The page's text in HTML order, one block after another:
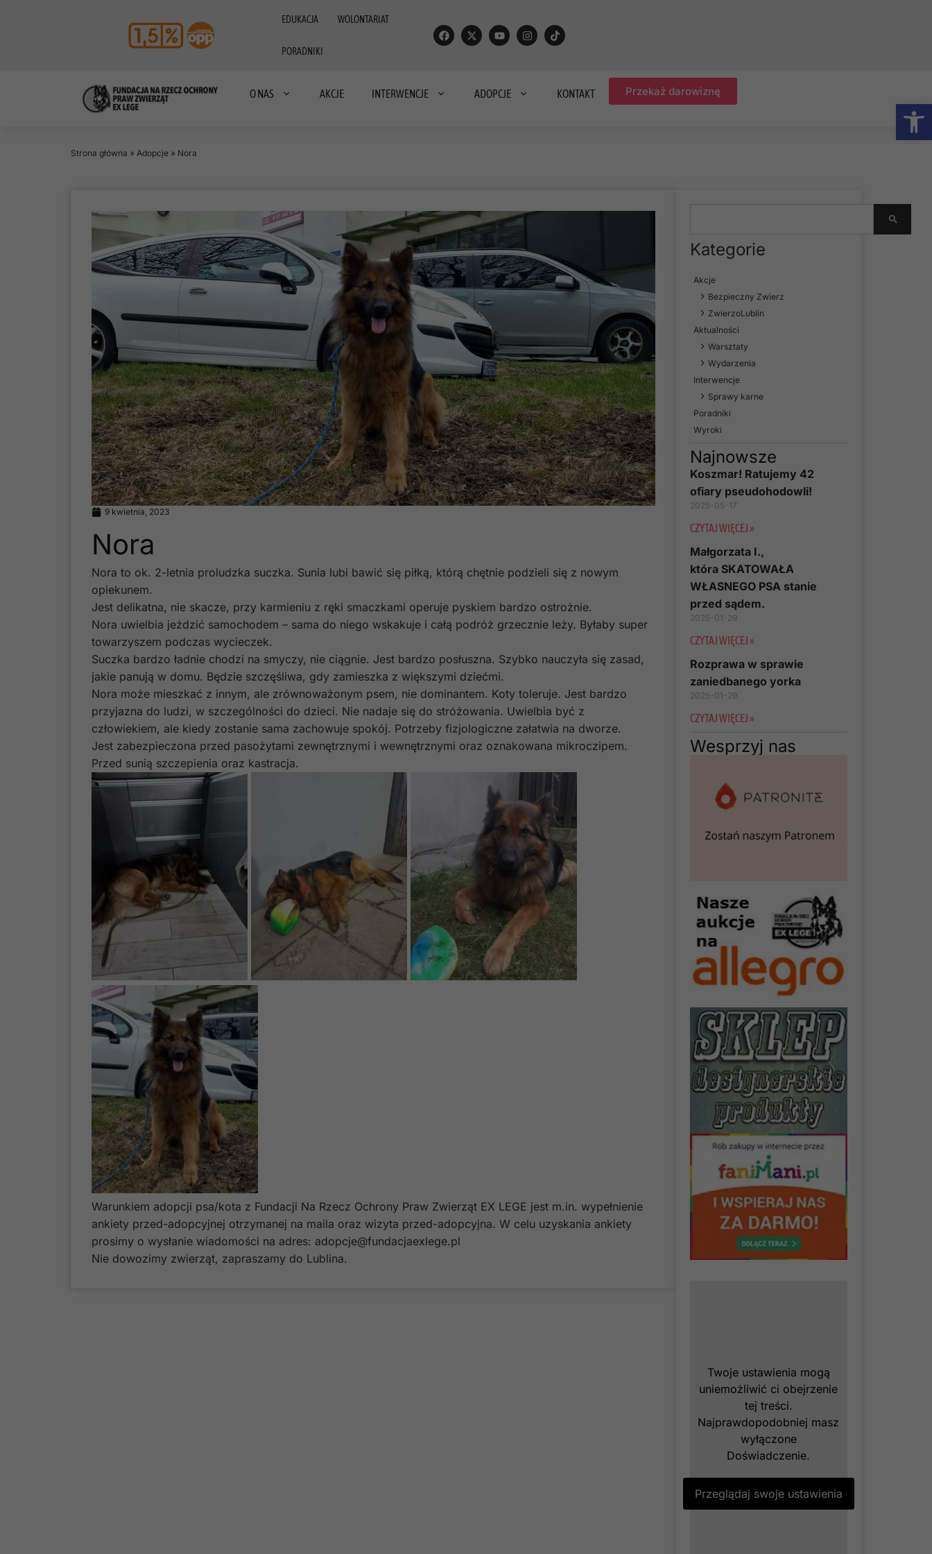
EDUKACJA WOLONTARIAT
PORADNIKI
O NAS AKCJE INTERWENCJE ADOPCJE KONTAKT Przekaż darowiznę
Strona główna » Adopcje » Nora
9 kwietnia, 2023
Nora
Nora to ok. 2-letnia proludzka suczka. Sunia lubi bawić się piłką, którą chętnie podzieli się z nowym
opiekunem.
Jest delikatna, nie skacze, przy karmieniu z ręki smaczkami operuje pyskiem bardzo ostrożnie.
Nora uwielbia jeździć samochodem – sama do niego wskakuje i całą podróż grzecznie leży. Byłaby super
towarzyszem podczas wycieczek.
Suczka bardzo ładnie chodzi na smyczy, nie ciągnie. Jest bardzo posłuszna. Szybko nauczyła się zasad,
jakie panują w domu. Będzie szczęśliwa, gdy zamieszka z większymi dziećmi.
Nora może mieszkać z innym, ale zrównoważonym psem, nie dominantem. Koty toleruje. Jest bardzo
przyjazna do ludzi, w szczególności do dzieci. Nie nadaje się do stróżowania. Uwielbia być z
człowiekiem, ale kiedy zostanie sama zachowuje spokój. Potrzeby fizjologiczne załatwia na dworze.
Jest zabezpieczona przed pasożytami zewnętrznymi i wewnętrznymi oraz oznakowana mikroczipem.
Przed sunią szczepienia oraz kastracja.
Warunkiem adopcji psa/kota z Fundacji Na Rzecz Ochrony Praw Zwierząt EX LEGE jest m.in. wypełnienie
ankiety przed-adopcyjnej otrzymanej na maila oraz wizyta przed-adopcyjna. W celu uzyskania ankiety
prosimy o wysłanie wiadomości na adres: adopcje@fundacjaexlege.pl
Nie dowozimy zwierząt, zapraszamy do Lublina.
Kategorie
Akcje
Bezpieczny Zwierz
ZwierzoLublin
Aktualności
Warsztaty
Wydarzenia
Interwencje
Sprawy karne
Poradniki
Wyroki
Najnowsze
Koszmar! Ratujemy 42
ofiary pseudohodowli!
2025-05-17
CZYTAJ WIĘCEJ »
Małgorzata I.,
która SKATOWAŁA
WŁASNEGO PSA stanie
przed sądem.
2025-01-29
CZYTAJ WIĘCEJ »
Rozprawa w sprawie
zaniedbanego yorka
2025-01-29
CZYTAJ WIĘCEJ »
Wesprzyj nas
Twoje ustawienia mogą
uniemożliwić ci obejrzenie
tej treści.
Najprawdopodobniej masz
wyłączone
Doświadczenie.
Przeglądaj swoje ustawienia